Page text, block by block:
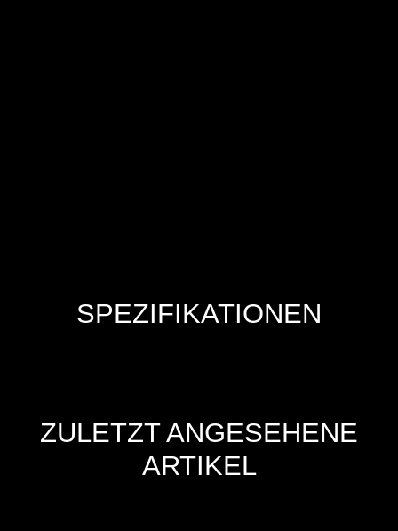
SPEZIFIKATIONEN
ZULETZT ANGESEHENE
ARTIKEL